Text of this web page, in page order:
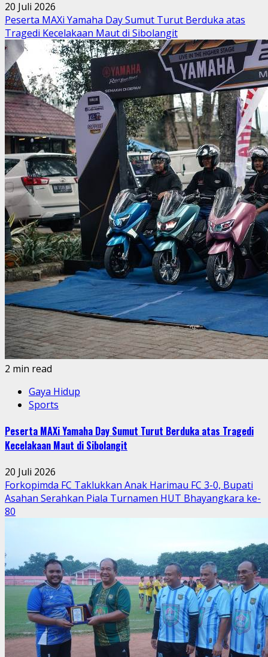
20 Juli 2026
Peserta MAXi Yamaha Day Sumut Turut Berduka atas
Tragedi Kecelakaan Maut di Sibolangit
2 min read
Gaya Hidup
Sports
Peserta MAXi Yamaha Day Sumut Turut Berduka atas Tragedi
Kecelakaan Maut di Sibolangit
20 Juli 2026
Forkopimda FC Taklukkan Anak Harimau FC 3-0, Bupati
Asahan Serahkan Piala Turnamen HUT Bhayangkara ke-
80